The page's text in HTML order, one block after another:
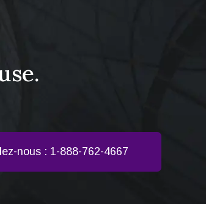
nous : 1-888-762-4667